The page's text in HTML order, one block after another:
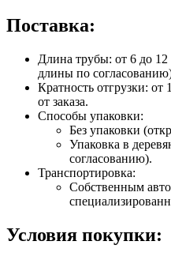
Поставка:
Длина трубы: от 6 до
длины по
Кратность отгрузки:
от заказа.
Способы упаковки:
Без упаковки
Упаковка в
согласованию).
Транспортировка:
Собственным
Условия покупки: